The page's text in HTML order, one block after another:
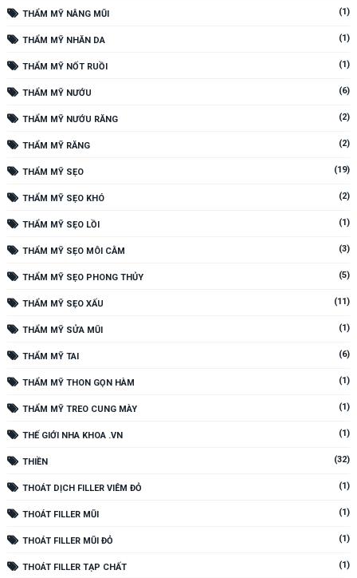
THẨM MỸ NÂNG MŨI (1)
THẨM MỸ NHĂN DA (1)
THẨM MỸ NỐT RUỒI (1)
THẨM MỸ NƯỚU (6)
THẨM MỸ NƯỚU RĂNG (2)
THẨM MỸ RĂNG (2)
THẨM MỸ SẸO (19)
THẨM MỸ SẸO KHÓ (2)
THẨM MỸ SẸO LỒI (1)
THẨM MỸ SẸO MÔI CẰM (3)
THẨM MỸ SẸO PHONG THỦY (5)
THẨM MỸ SẸO XẤU (11)
THẨM MỸ SỬA MŨI (1)
THẨM MỸ TAI (6)
THẨM MỸ THON GỌN HÀM (1)
THẨM MỸ TREO CUNG MÀY (1)
THẾ GIỚI NHA KHOA .VN (1)
THIỀN (32)
THOÁT DỊCH FILLER VIÊM ĐỎ (1)
THOÁT FILLER MŨI (1)
THOÁT FILLER MŨI ĐỎ (1)
THOÁT FILLER TẠP CHẤT (1)